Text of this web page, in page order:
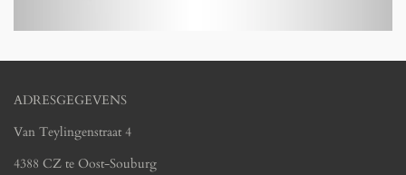
ADRESGEGEVENS
Van Teylingenstraat 4
4388 CZ te Oost-Souburg